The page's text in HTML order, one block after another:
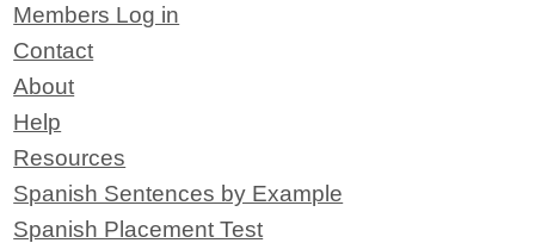
Members Log in
Contact
About
Help
Resources
Spanish Sentences by Example
Spanish Placement Test